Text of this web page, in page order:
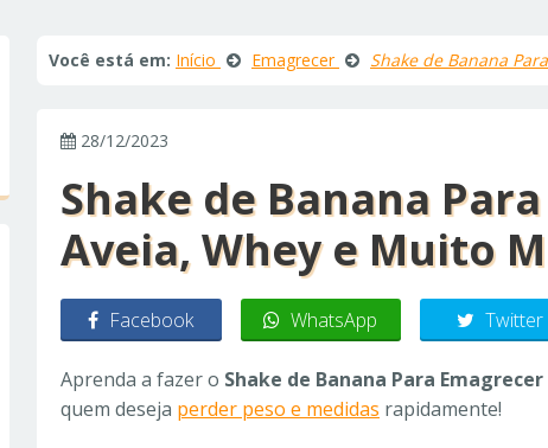
Você está em: Início Emagrecer Shake de Banana
28/12/2023
Shake de Banana
Aveia, Whey e Muito
Facebook WhatsApp Twitter
Aprenda a fazer o Shake de Banana Para Emagrecer
quem deseja perder peso e medidas rapidamente!